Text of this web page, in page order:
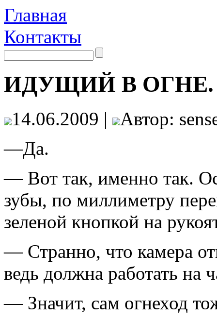
Главная
Контакты
ИДУЩИЙ В ОГНЕ.
14.06.2009 |
Автор:
—Да.
— Вот так, именно так.
зубы, по миллиметру
зеленой кноп­кой на
— Странно, что камера
ведь должна работать на
— Значит, сам огнеход